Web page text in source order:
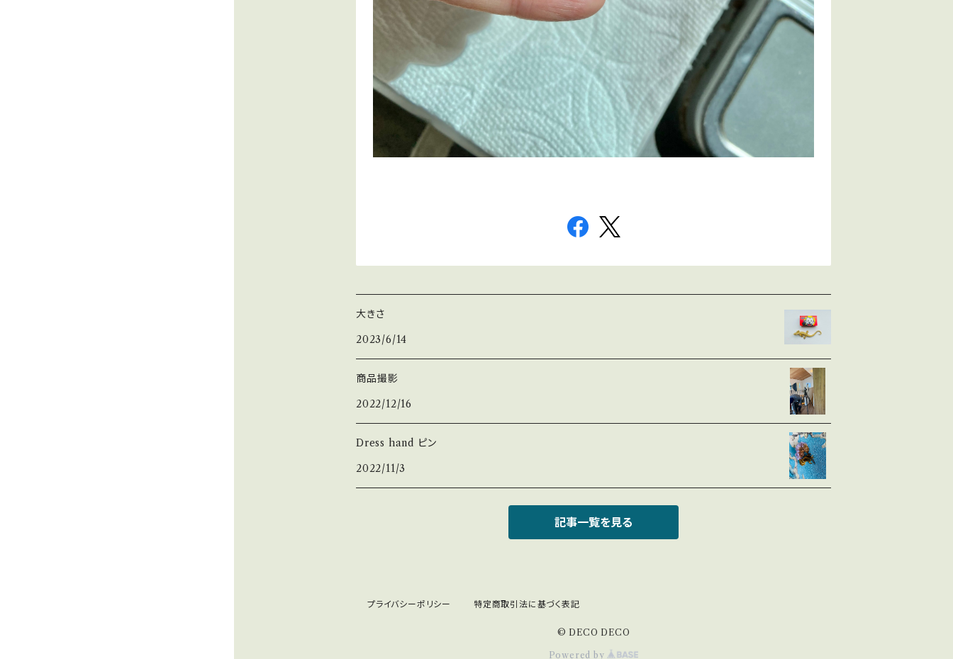
大きさ
2023/6/14
商品撮影
2022/12/16
Dress hand ピン
2022/11/3
記事一覧を見る
プライバシーポリシー 特定商取引法に基づく表記
© DECO DECO
Powered by